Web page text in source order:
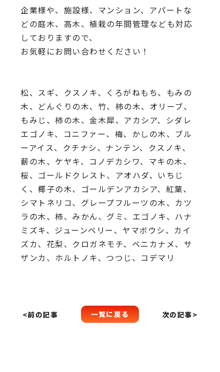
企業様や、施設様、マンション、アパートな
どの庭木、高木、植栽の年間管理なども対応
しておりますので、
お気軽にお問い合わせください！
松、スギ、クスノキ、くろがねもち、もみの
木、どんぐりの木、 竹、柿の木、オリーブ、
もみじ、柿の木、金木犀、アカシア、 シダレ
エゴノキ、コニファー、梅、かしの木、ブル
ーアイス、 クチナシ、ナンテン、クスノキ、
薪の木、ケヤキ、コノデカシワ、マキの木、
桜、 ゴールドクレスト、アオハダ、いちじ
く、椰子の木、 ゴールデンアカシア、紅葉、
シマトネリコ、 グレープフルーツの木、カツ
ラの木、柿、みかん、グミ、 エゴノキ、ハナ
ミズキ、ジューンベリー、ヤマボウシ、カイ
ズカ、 花梨、クロガネモチ、ベニカナメ、サ
ザンカ、ホルトノキ、 つつじ、コデマリ
<前の記事 一覧に戻る 次の記事>